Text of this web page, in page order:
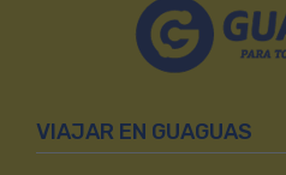
VIAJAR EN GUAGUAS